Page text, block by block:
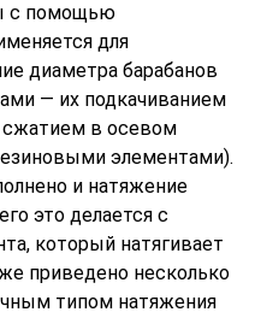
с помощью
для
диаметра барабанов
— их подкачиванием
сжатием в осевом
элементами).
и натяжение
это делается с
который натягивает
приведено несколько
типом натяжения